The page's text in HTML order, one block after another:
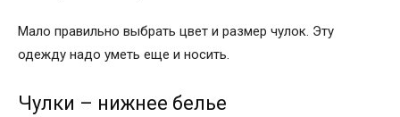
Мало правильно выбрать цвет и размер чулок. Эту
одежду надо уметь еще и носить.
Чулки – нижнее белье